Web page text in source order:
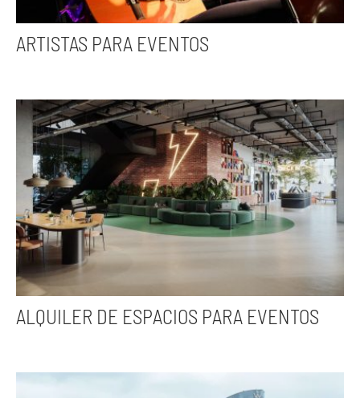
ARTISTAS PARA EVENTOS
ALQUILER DE ESPACIOS PARA EVENTOS